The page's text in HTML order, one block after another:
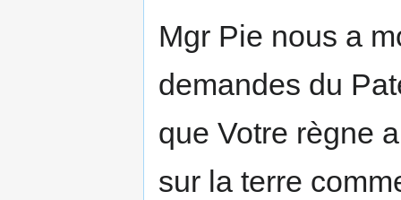
Mgr Pie nous a
demandes du
que Votre règne
sur la terre